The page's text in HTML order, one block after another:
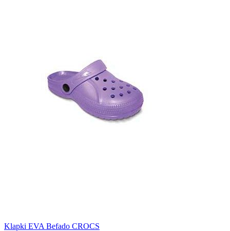
Klapki EVA Befado CROCS